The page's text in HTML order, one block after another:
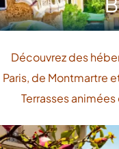
Découvrez des
Paris, de Montmartre
Terrasses